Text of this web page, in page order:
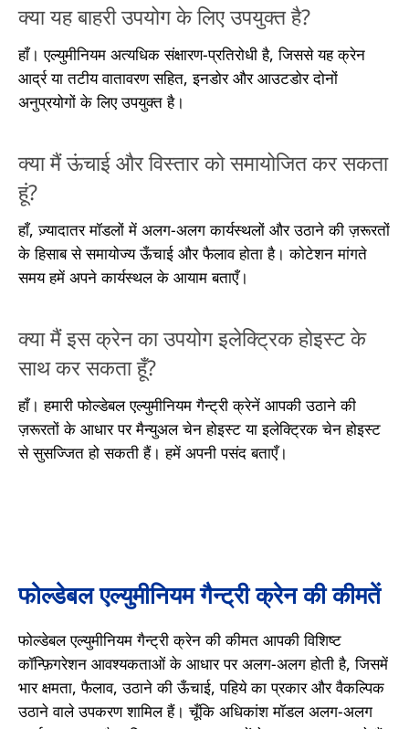
क्या यह बाहरी उपयोग के लिए उपयुक्त है?
हाँ। एल्युमीनियम अत्यधिक संक्षारण-प्रतिरोधी है, जिससे यह क्रेन
आर्द्र या तटीय वातावरण सहित, इनडोर और आउटडोर दोनों
अनुप्रयोगों के लिए उपयुक्त है।
क्या मैं ऊंचाई और विस्तार को समायोजित कर सकता
हूं?
हाँ, ज़्यादातर मॉडलों में अलग-अलग कार्यस्थलों और उठाने की ज़रूरतों
के हिसाब से समायोज्य ऊँचाई और फैलाव होता है। कोटेशन मांगते
समय हमें अपने कार्यस्थल के आयाम बताएँ।
क्या मैं इस क्रेन का उपयोग इलेक्ट्रिक होइस्ट के
साथ कर सकता हूँ?
हाँ। हमारी फोल्डेबल एल्युमीनियम गैन्ट्री क्रेनें आपकी उठाने की
ज़रूरतों के आधार पर मैन्युअल चेन होइस्ट या इलेक्ट्रिक चेन होइस्ट
से सुसज्जित हो सकती हैं। हमें अपनी पसंद बताएँ।
फोल्डेबल एल्युमीनियम गैन्ट्री क्रेन की कीमतें
फोल्डेबल एल्युमीनियम गैन्ट्री क्रेन की कीमत आपकी विशिष्ट
कॉन्फ़िगरेशन आवश्यकताओं के आधार पर अलग-अलग होती है, जिसमें
भार क्षमता, फैलाव, उठाने की ऊँचाई, पहिये का प्रकार और वैकल्पिक
उठाने वाले उपकरण शामिल हैं। चूँकि अधिकांश मॉडल अलग-अलग